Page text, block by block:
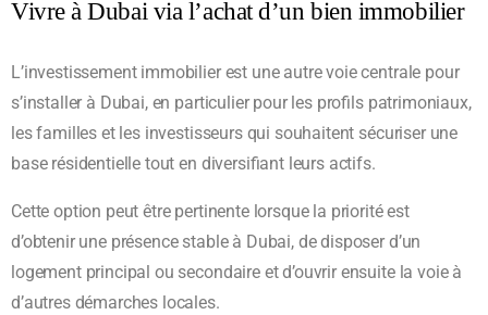
Vivre à Dubai via l’achat d’un bien immobilier
L’investissement immobilier est une autre voie centrale pour
s’installer à Dubai, en particulier pour les profils patrimoniaux,
les familles et les investisseurs qui souhaitent sécuriser une
base résidentielle tout en diversifiant leurs actifs.
Cette option peut être pertinente lorsque la priorité est
d’obtenir une présence stable à Dubai, de disposer d’un
logement principal ou secondaire et d’ouvrir ensuite la voie à
d’autres démarches locales.